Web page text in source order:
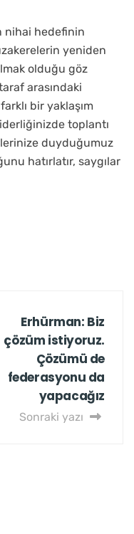
nihai hedefinin
yeniden
olduğu göz
arasındaki
bir yaklaşım
toplantı
duyduğumuz
hatırlatır, saygılar
Erhürman: Biz
çözüm istiyoruz.
Çözümü de
federasyonu da
yapacağız
Sonraki yazı